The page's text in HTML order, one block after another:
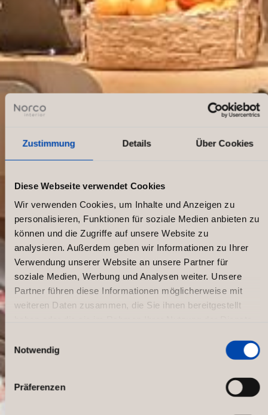
Zustimmung Details Über Cookies
Diese Webseite verwendet Cookies
Wir verwenden Cookies, um Inhalte und Anzeigen zu
personalisieren, Funktionen für soziale Medien anbieten zu
können und die Zugriffe auf unsere Website zu
analysieren. Außerdem geben wir Informationen zu Ihrer
Verwendung unserer Website an unsere Partner für
soziale Medien, Werbung und Analysen weiter. Unsere
Partner führen diese Informationen möglicherweise mit
weiteren Daten zusammen, die Sie ihnen bereitgestellt
Einwilligungsauswahl
Notwendig
Präferenzen